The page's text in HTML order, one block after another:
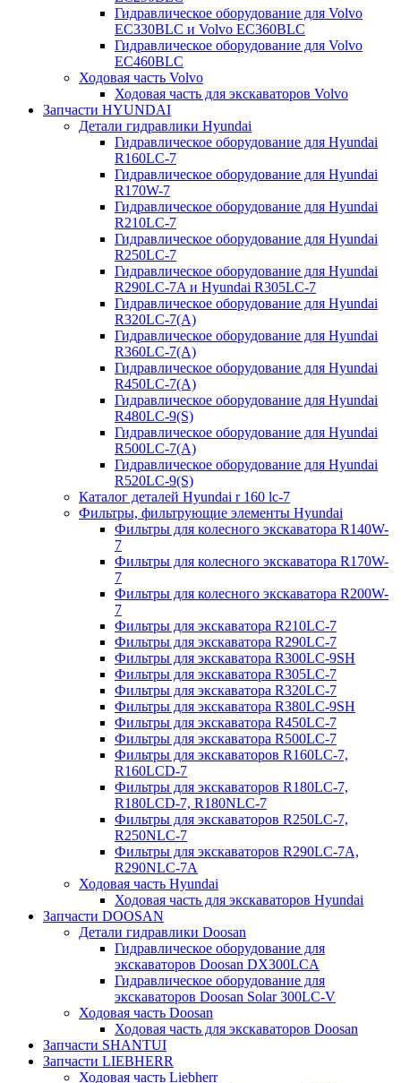
Гидравлическое оборудование для Volvo
EC330BLC и Volvo EC360BLC
Гидравлическое оборудование для Volvo
EC460BLC
Ходовая часть Volvo
Ходовая часть для экскаваторов Volvo
Запчасти HYUNDAI
Детали гидравлики Hyundai
Гидравлическое оборудование для Hyundai
R160LC-7
Гидравлическое оборудование для Hyundai
R170W-7
Гидравлическое оборудование для Hyundai
R210LC-7
Гидравлическое оборудование для Hyundai
R250LC-7
Гидравлическое оборудование для Hyundai
R290LC-7A и Hyundai R305LC-7
Гидравлическое оборудование для Hyundai
R320LC-7(A)
Гидравлическое оборудование для Hyundai
R360LC-7(A)
Гидравлическое оборудование для Hyundai
R450LC-7(A)
Гидравлическое оборудование для Hyundai
R480LC-9(S)
Гидравлическое оборудование для Hyundai
R500LC-7(A)
Гидравлическое оборудование для Hyundai
R520LC-9(S)
Каталог деталей Hyundai r 160 lc-7
Фильтры, фильтрующие элементы Hyundai
Фильтры для колесного экскаватора R140W-
7
Фильтры для колесного экскаватора R170W-
7
Фильтры для колесного экскаватора R200W-
7
Фильтры для экскаватора R210LC-7
Фильтры для экскаватора R290LC-7
Фильтры для экскаватора R300LC-9SH
Фильтры для экскаватора R305LC-7
Фильтры для экскаватора R320LC-7
Фильтры для экскаватора R380LC-9SH
Фильтры для экскаватора R450LC-7
Фильтры для экскаватора R500LC-7
Фильтры для экскаваторов R160LC-7,
R160LCD-7
Фильтры для экскаваторов R180LC-7,
R180LCD-7, R180NLC-7
Фильтры для экскаваторов R250LC-7,
R250NLC-7
Фильтры для экскаваторов R290LC-7A,
R290NLC-7A
Ходовая часть Hyundai
Ходовая часть для экскаваторов Hyundai
Запчасти DOOSAN
Детали гидравлики Doosan
Гидравлическое оборудование для
экскаваторов Doosan DX300LCA
Гидравлическое оборудование для
экскаваторов Doosan Solar 300LC-V
Ходовая часть Doosan
Ходовая часть для экскаваторов Doosan
Запчасти SHANTUI
Запчасти LIEBHERR
Ходовая часть Liebherr